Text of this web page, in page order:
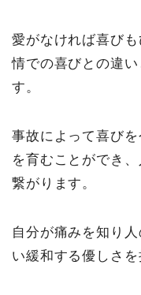
愛がなければ喜び
情での喜びとの違
す。
事故によって喜び
を育むことができ
繋がります。
自分が痛みを知り
い緩和する優しさを